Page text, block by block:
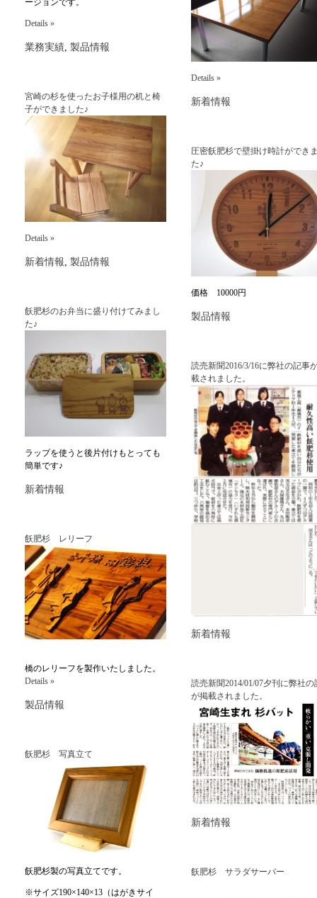
ージョンです。
Details »
業務実績, 製品情報
Details »
新着情報
宮崎の杉を使ったお子様用の机と椅
子ができました♪
Details »
新着情報, 製品情報
圧密飫肥杉で壁掛け時計ができ
た♪
価格 10000円
製品情報
飫肥杉のお弁当に盛り付けてみまし
た♪
ラップを使うと後片付けもとっても
簡単です♪
新着情報
読売新聞2016/3/16に弊社の記事
載されました。
新着情報
飫肥杉 レリーフ
橋のレリーフを製作いたしました。
Details »
製品情報
読売新聞2014/01/07夕刊に弊社の
が掲載されました。
新着情報
飫肥杉 写真立て
飫肥杉製の写真立てです。
※サイズ190×140×13（はがきサイ
飫肥杉 サラダサーバー